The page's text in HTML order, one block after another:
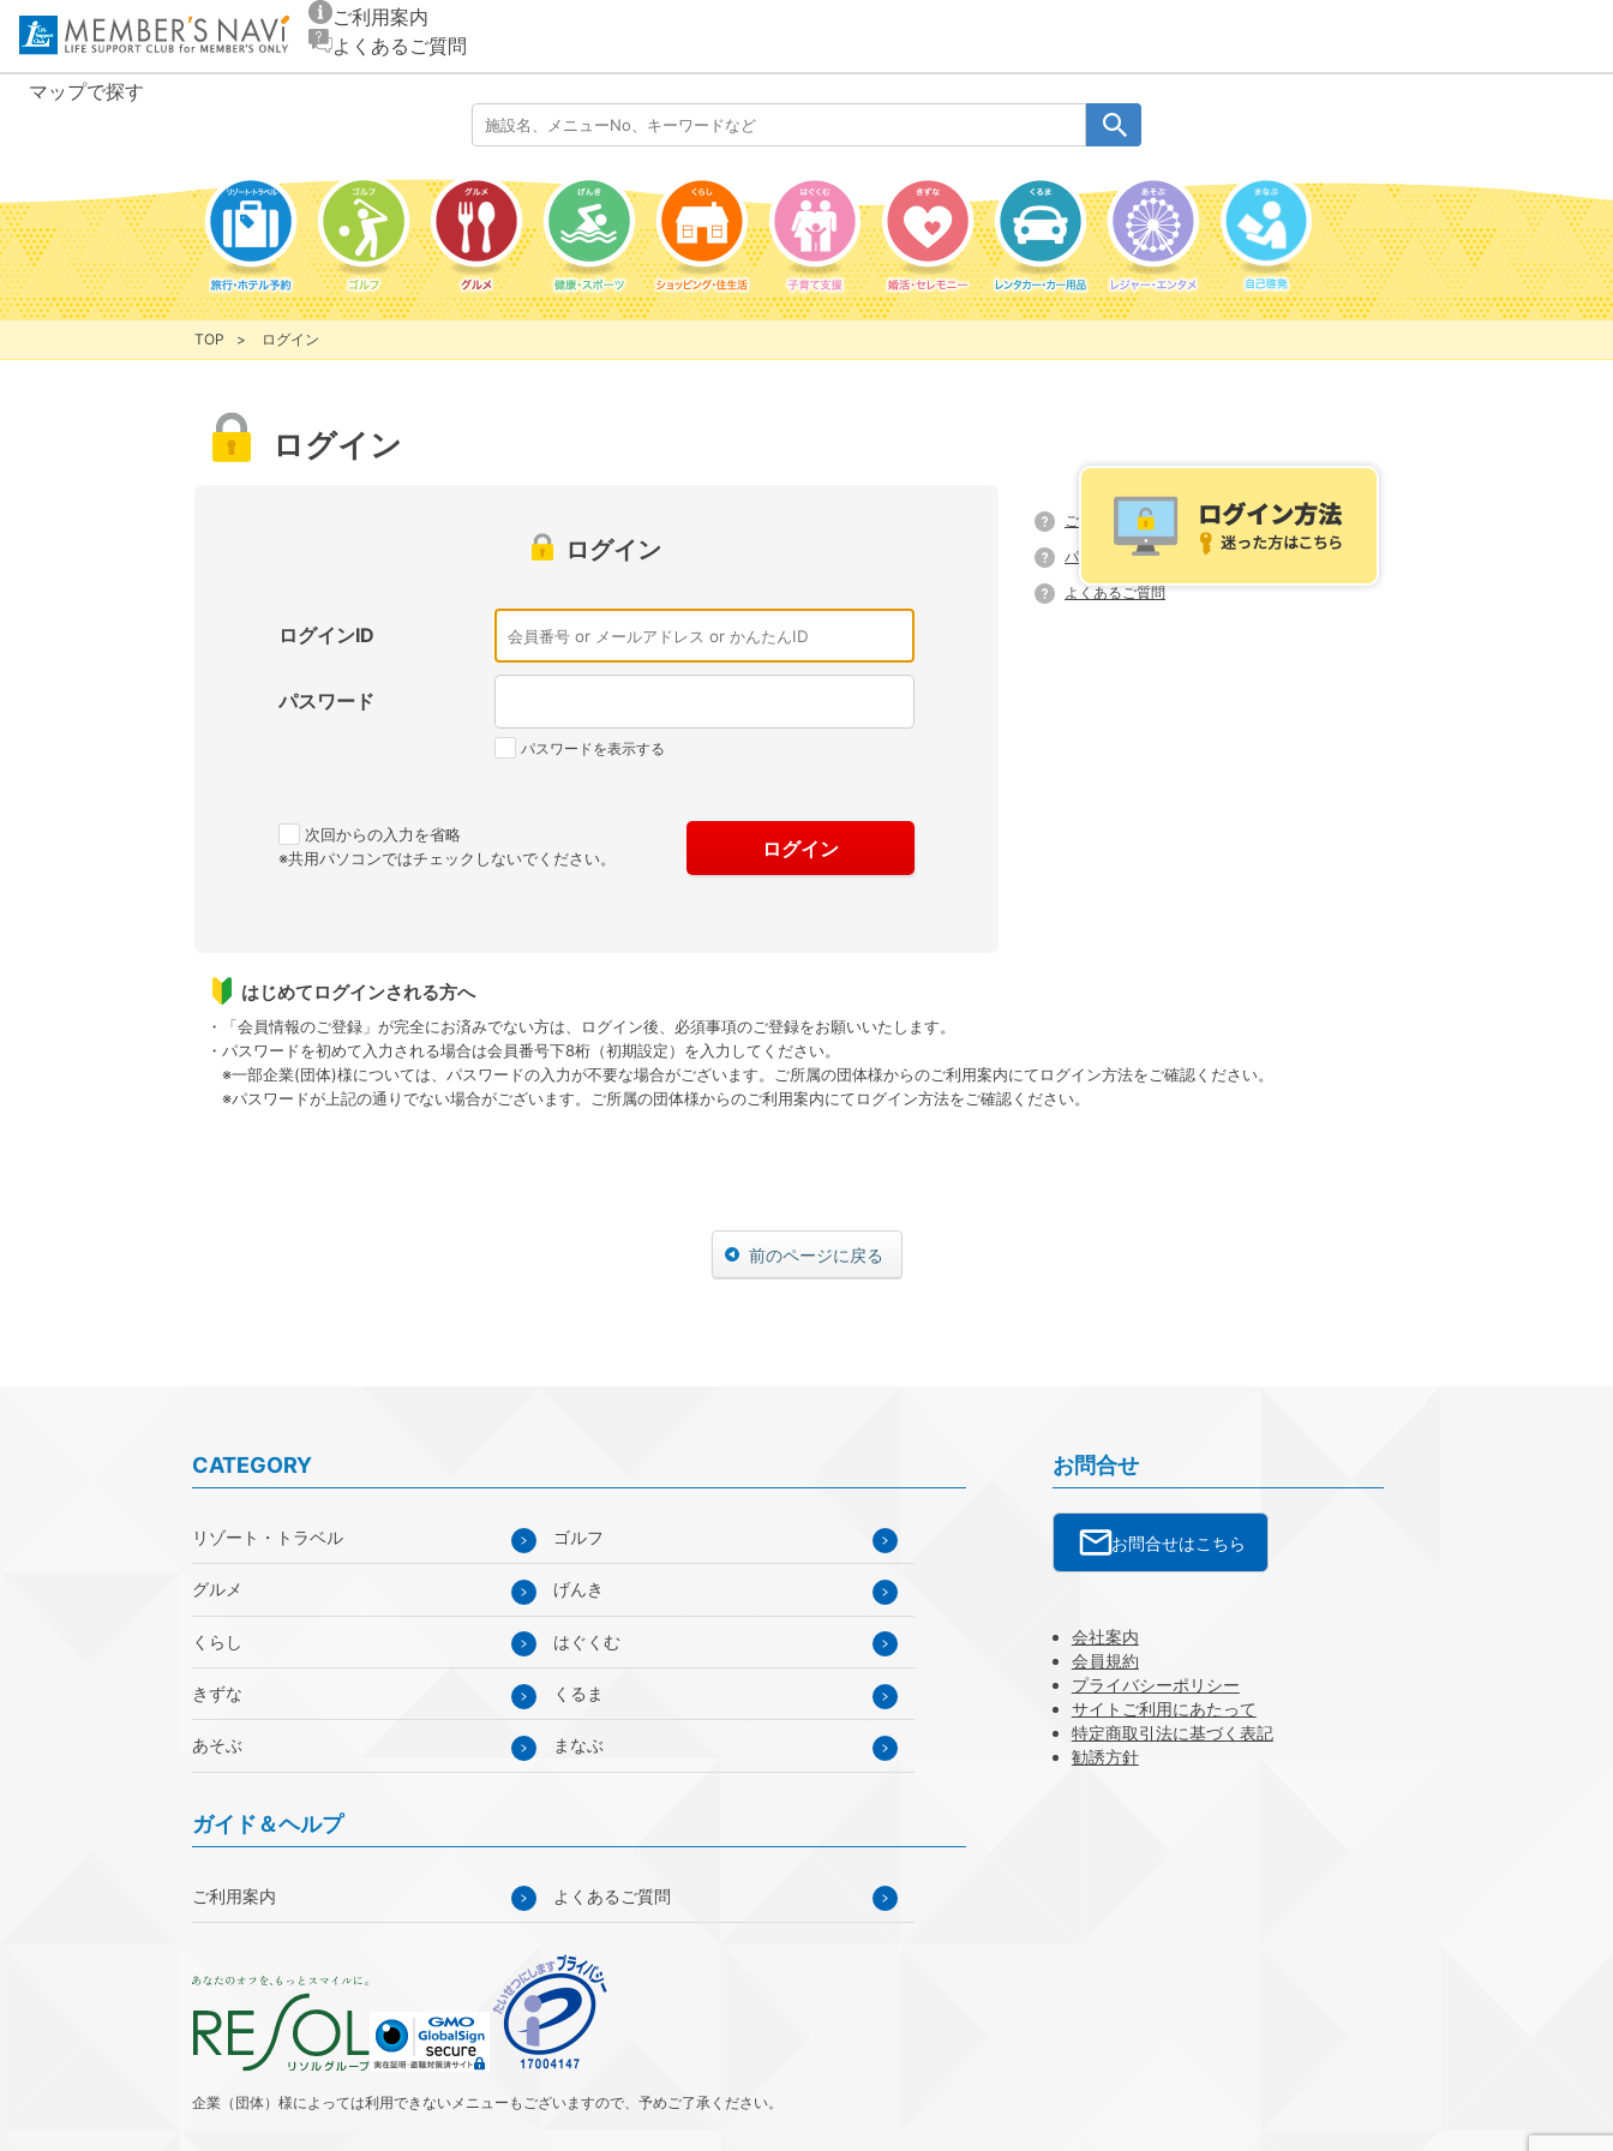
ご利用案内
よくあるご質問
マップで探す
TOP ログイン
ログイン
ログイン
ログインID
パスワード
パスワードを表示する
次回からの入力を省略
※共用パソコンではチェックしないでください。
ご利用案内
パスワードを忘れた方はこちら
よくあるご質問
はじめてログインされる方へ
・「会員情報のご登録」が完全にお済みでない方は、ログイン後、必須事項のご登録をお願いいたします。
・パスワードを初めて入力される場合は会員番号下8桁（初期設定）を入力してください。
※一部企業(団体)様については、パスワードの入力が不要な場合がございます。ご所属の団体様からのご利用案内にてログイン方法をご確認ください。
※パスワードが上記の通りでない場合がございます。ご所属の団体様からのご利用案内にてログイン方法をご確認ください。
前のページに戻る
CATEGORY
リゾート・トラベル ゴルフ
グルメ げんき
くらし はぐくむ
きずな くるま
あそぶ まなぶ
ガイド＆ヘルプ
ご利用案内 よくあるご質問
企業（団体）様によっては利用できないメニューもございますので、予めご了承ください。
お問合せ
お問合せはこちら
会社案内
会員規約
プライバシーポリシー
サイトご利用にあたって
特定商取引法に基づく表記
勧誘方針